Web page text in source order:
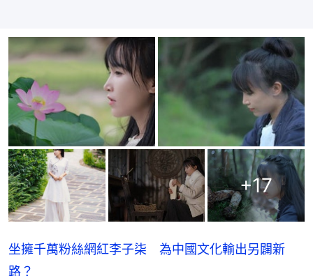
+17
坐擁千萬粉絲網紅李子柒 為中國文化輸出另闢新
路？